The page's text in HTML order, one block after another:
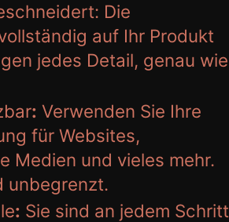
Die
auf Ihr Produkt
jedes Detail, genau wie
: Verwenden Sie Ihre
für Websites,
Medien und vieles mehr.
unbegrenzt.
: Sie sind an jedem Schritt